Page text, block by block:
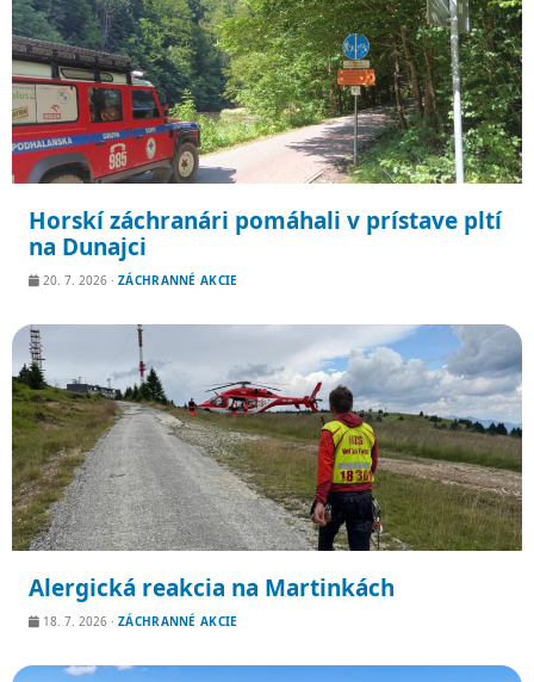
Horskí záchranári pomáhali v prístave pltí
na Dunajci
20. 7. 2026 · ZÁCHRANNÉ AKCIE
Alergická reakcia na Martinkách
18. 7. 2026 · ZÁCHRANNÉ AKCIE